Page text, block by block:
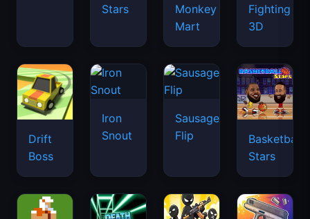
Stars
Monkey
Mart
Fighting
3D
Drift
Boss
Iron
Snout
Sausage
Flip
Basketball
Stars